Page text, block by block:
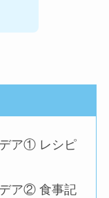
ア① レシピ
ア② 食事記